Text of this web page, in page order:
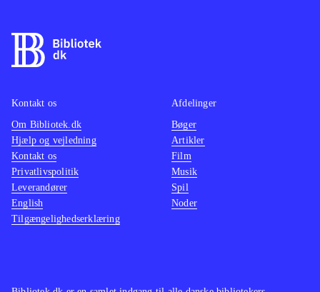
Kontakt os
Om Bibliotek.dk
Hjælp og vejledning
Kontakt os
Privatlivspolitik
Leverandører
English
Tilgængelighedserklæring
Afdelinger
Bøger
Artikler
Film
Musik
Spil
Noder